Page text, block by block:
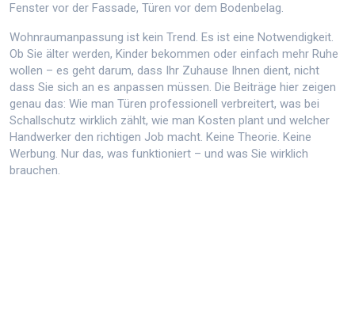
Fenster vor der Fassade, Türen vor dem Bodenbelag.
Wohnraumanpassung ist kein Trend. Es ist eine Notwendigkeit.
Ob Sie älter werden, Kinder bekommen oder einfach mehr Ruhe
wollen – es geht darum, dass Ihr Zuhause Ihnen dient, nicht
dass Sie sich an es anpassen müssen. Die Beiträge hier zeigen
genau das: Wie man Türen professionell verbreitert, was bei
Schallschutz wirklich zählt, wie man Kosten plant und welcher
Handwerker den richtigen Job macht. Keine Theorie. Keine
Werbung. Nur das, was funktioniert – und was Sie wirklich
brauchen.